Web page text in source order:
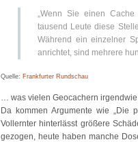
„Wenn Sie einen
tausend Leute diese
Während ein einzelner
anrichtet, sind mehrere
Quelle: Frankfurter Rundschau
… was vielen Geocachern
Da kommen Argumente wie „Die
Vollernter hinterlässt größere
gezogen, heute haben manche